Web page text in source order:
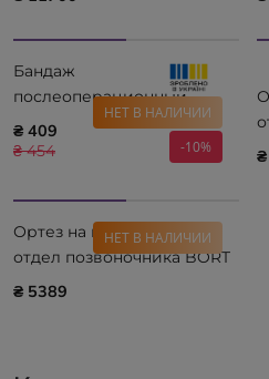
НЕТ В НАЛИЧИИ
-10%
Бандаж
послеоперационный
жесткий Алком 2024
₴ 409
₴ 454
НЕТ В НАЛИЧИИ
Ортез на поясничный
отдел позвоночника BORT
StabiloBasic с подушечкой
₴ 5389